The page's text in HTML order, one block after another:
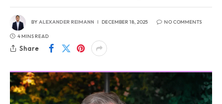
BYALEXANDER REIMANN DECEMBER 18, 2025 NO COMMENTS
4 MINS READ
Share